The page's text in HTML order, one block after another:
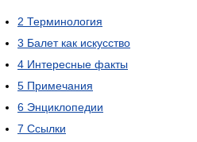
2 Терминология
3 Балет как искусство
4 Интересные факты
5 Примечания
6 Энциклопедии
7 Ссылки